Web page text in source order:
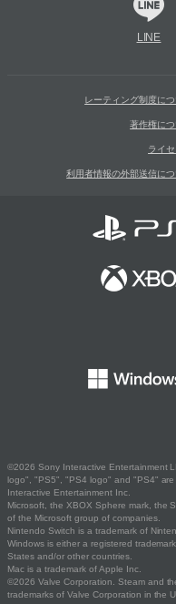
LINE
レーティング制度に
著作権に
ライセ
利用者情報の外部送信につ
©2026 Sony Interactive Entertainment
logo", "PS5", "PS4 logo" and "PS4"
Interactive Entertainment Inc.
Microsoft, the XBOX Sphere mark, the
of the Microsoft group of companies.
Nintendo Switch is a trademark of
Windows is either a registered
States and/or other countries.
Mac is a trademark of Apple Inc.
©2026 Valve Corporation. Steam and
trademarks of Valve Corporation in the